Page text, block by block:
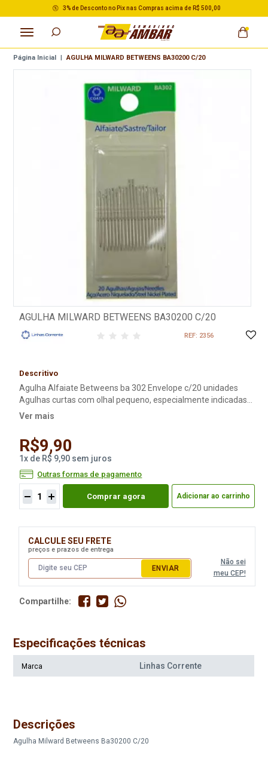
3% de Desconto no Pix nas Compras acima de R$ 500,00
Página Inicial | AGULHA MILWARD BETWEENS BA30200 C/20
AGULHA MILWARD BETWEENS BA30200 C/20
REF: 2356
Descritivo
Agulha Alfaiate Betweens ba 302 Envelope c/20 unidades
Agulhas curtas com olhal pequeno, especialmente indicadas
para alfaiates. Composição do sortimento: 2 agulhas nº 5 7
Ver mais
R$9,90
1x de R$ 9,90 sem juros
Outras formas de pagamento
Comprar agora Adicionar ao carrinho
CALCULE SEU FRETE
preços e prazos de entrega
ENVIAR
Não sei
meu CEP!
Compartilhe:
Especificações técnicas
Marca Linhas Corrente
Descrições
Agulha Milward Betweens Ba30200 C/20